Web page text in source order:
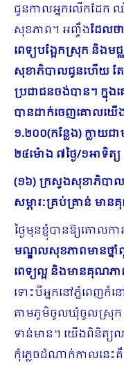
ជួន​កាលអ្នកលើកដែក
សុខភាព។ អញ្ចឹងដែលថ
ពេទ្យបង្អែកស្រុក និង
សុខាភិបាលជូនហើយ តែត្
ប្រជាជនចង់បាន។ ក្នុ
បានដាក់ចេញគោលយ
១.២០០(កន្លែង) ក្លាយ
២៤ម៉ោង ៧ថ្ងៃ/១អាទិត្
(១៦) ក្រសួងសុខាភិបាល
សម្ភារៈគ្រប់គ្រាន់ មា
ថ្ងៃមុនខ្ញុំបានឱ្យគោល
មណ្ឌលសុខភាព​មានថ្ន
ពេទ្យល្អ និងមានគុណភ
ទោះបីអ្នកនៅភ្នំពេញក៏
តាមភូមិចូលឃុំចូលស្រុក
ទាន់មាន។ យើងពិនិត្យល
កុំភ្លេចដំណាក់កាលនេះ